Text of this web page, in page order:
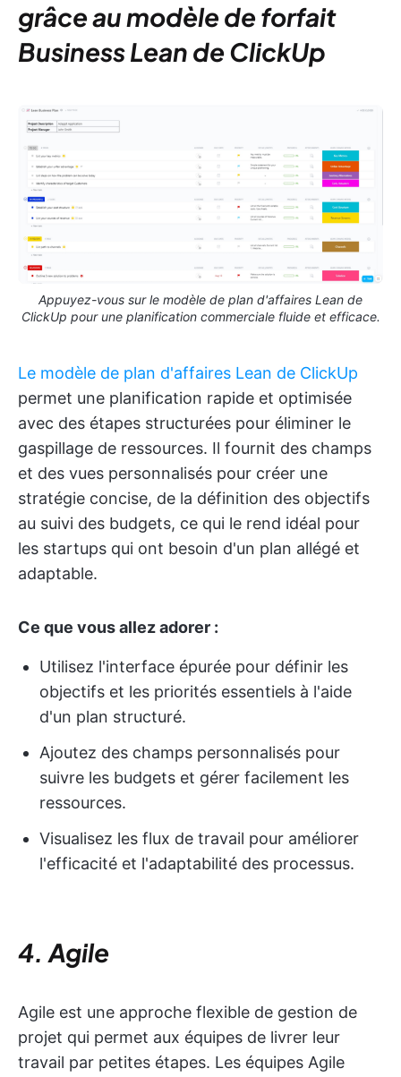
grâce au modèle de forfait
Business Lean de ClickUp
Appuyez-vous sur le modèle de plan d'affaires Lean de
ClickUp pour une planification commerciale fluide et efficace.
Le modèle de plan d'affaires Lean de ClickUp
permet une planification rapide et optimisée
avec des étapes structurées pour éliminer le
gaspillage de ressources. Il fournit des champs
et des vues personnalisés pour créer une
stratégie concise, de la définition des objectifs
au suivi des budgets, ce qui le rend idéal pour
les startups qui ont besoin d'un plan allégé et
adaptable.
Ce que vous allez adorer :
Utilisez l'interface épurée pour définir les
objectifs et les priorités essentiels à l'aide
d'un plan structuré.
Ajoutez des champs personnalisés pour
suivre les budgets et gérer facilement les
ressources.
Visualisez les flux de travail pour améliorer
l'efficacité et l'adaptabilité des processus.
4. Agile
Agile est une approche flexible de gestion de
projet qui permet aux équipes de livrer leur
travail par petites étapes. Les équipes Agile